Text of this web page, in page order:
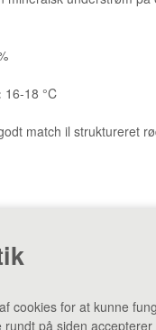
cookies for at kunne
rundt på siden
16-18 °C
match il struktureret